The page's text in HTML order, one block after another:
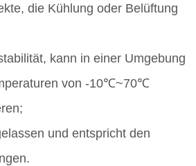
die Kühlung oder Belüftung
kann in einer Umgebung
von -10℃~70℃
und entspricht den